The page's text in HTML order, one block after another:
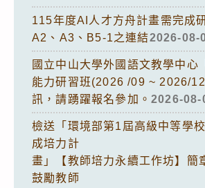
115年度AI人才方舟計畫需完成
A2、A3、B5-1之連結2026-08-
國立中山大學外國語文教學中心
能力研習班(2026 /09 ~ 2026/
訊，請踴躍報名參加。 2026-08-
檢送「環境部第1屆高級中等學
成培力計
畫」【教師培力永續工作坊】簡
鼓勵教師